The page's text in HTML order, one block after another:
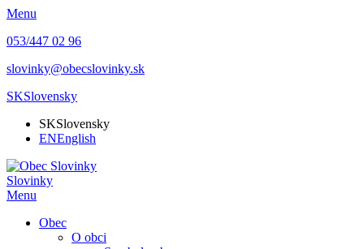
Menu
053/447 02 96
slovinky@obecslovinky.sk
SKSlovensky
SKSlovensky
ENEnglish
Slovinky
Menu
Obec
O obci